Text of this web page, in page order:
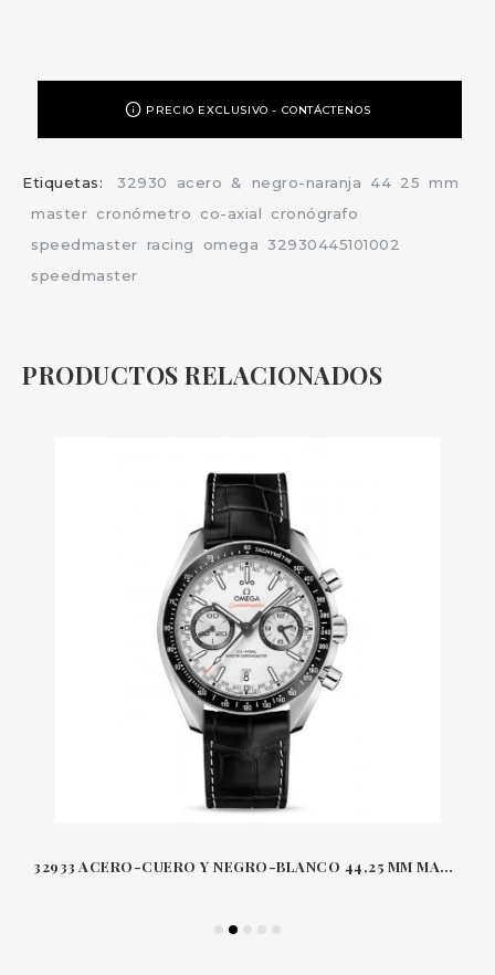
PRECIO EXCLUSIVO - CONTÁCTENOS
Etiquetas: 32930 acero & negro-naranja 44 25 mm
master cronómetro co-axial
cronógrafo
speedmaster racing omega
32930445101002
speedmaster
PRODUCTOS RELACIONADOS
32933 ACERO-CUERO Y NEGRO-BLANCO 44,25 MM MASTER CRONÓMETRO CO-AXIAL CRONÓGRAFO SPEEDMASTER RACING OMEGA